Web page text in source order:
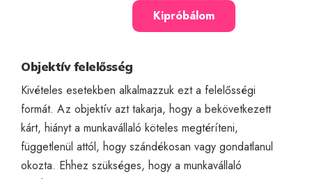
Kipróbálom
Objektív felelősség
Kivételes esetekben alkalmazzuk ezt a felelősségi
formát. Az objektív azt takarja, hogy a bekövetkezett
kárt, hiányt a munkavállaló köteles megtéríteni,
függetlenül attól, hogy szándékosan vagy gondatlanul
okozta. Ehhez szükséges, hogy a munkavállaló